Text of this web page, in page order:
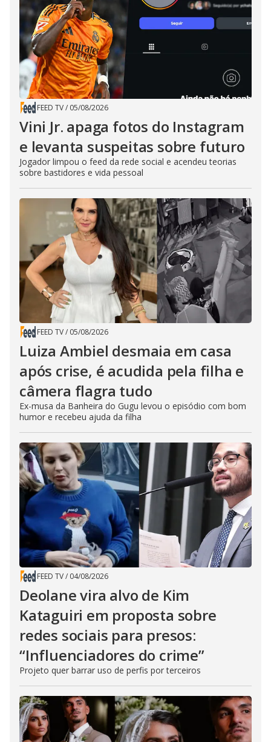
FEED TV/ 05/08/2026
Vini Jr. apaga fotos do Instagram
e levanta suspeitas sobre futuro
Jogador limpou o feed da rede social e acendeu teorias
sobre bastidores e vida pessoal
FEED TV/ 05/08/2026
Luiza Ambiel desmaia em casa
após crise, é acudida pela filha e
câmera flagra tudo
Ex-musa da Banheira do Gugu levou o episódio com bom
humor e recebeu ajuda da filha
FEED TV/ 04/08/2026
Deolane vira alvo de Kim
Kataguiri em proposta sobre
redes sociais para presos:
“Influenciadores do crime”
Projeto quer barrar uso de perfis por terceiros